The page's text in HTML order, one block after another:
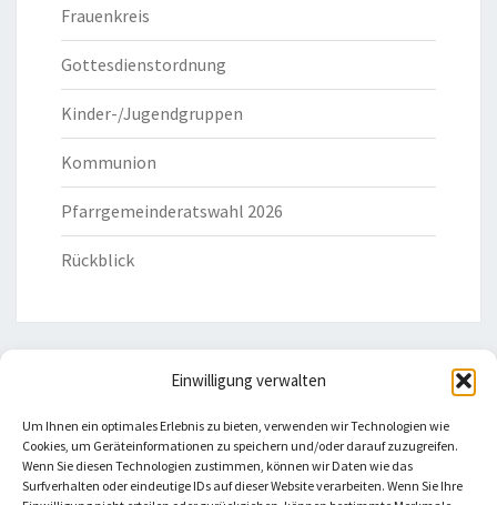
Einwilligung verwalten
Um Ihnen ein optimales Erlebnis zu bieten, verwenden wir Technologien wie
Cookies, um Geräteinformationen zu speichern und/oder darauf zuzugreifen.
Wenn Sie diesen Technologien zustimmen, können wir Daten wie das
Surfverhalten oder eindeutige IDs auf dieser Website verarbeiten. Wenn Sie Ihre
Frauenkreis
Gottesdienstordnung
Kinder-/Jugendgruppen
Kommunion
Pfarrgemeinderatswahl 2026
Rückblick
Bistum Eichstätt